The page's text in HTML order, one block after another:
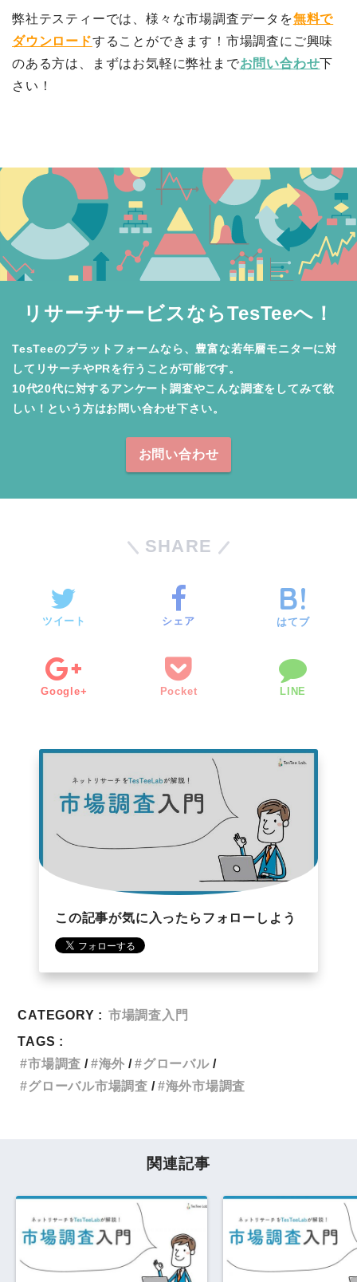
弊社テスティーでは、様々な市場調査データを無料で
ダウンロードすることができます！市場調査にご興味
のある方は、まずはお気軽に弊社までお問い合わせ下
さい！
リサーチサービスならTesTeeへ！
TesTeeのプラットフォームなら、豊富な若年層モニターに対
してリサーチやPRを行うことが可能です。
10代20代に対するアンケート調査やこんな調査をしてみて欲
しい！という方はお問い合わせ下さい。
お問い合わせ
SHARE
ツイート シェア はてブ
Google+ Pocket LINE
この記事が気に入ったらフォローしよう
CATEGORY : 市場調査入門
TAGS :
市場調査
海外
グローバル
グローバル市場調査
海外市場調査
関連記事